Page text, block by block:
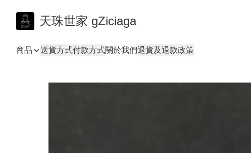
天珠世家 gZiciaga
商品 送貨方式付款方式關於我們退貨及退款政策